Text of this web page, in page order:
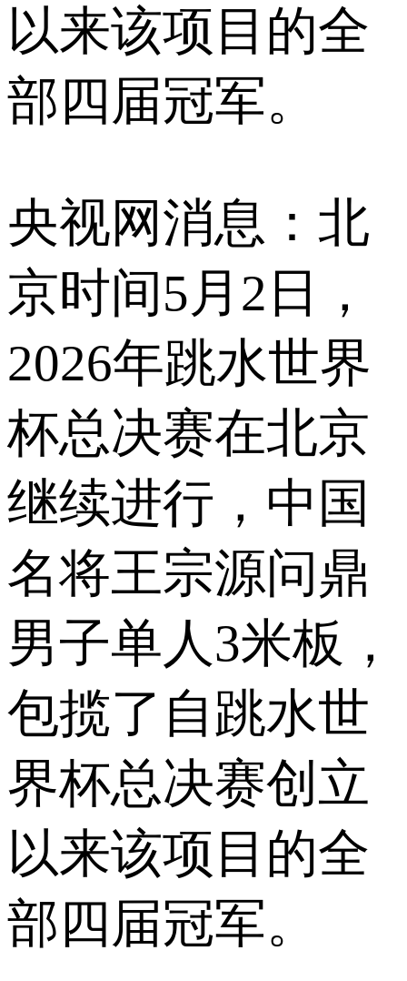
以来该项目的全
部四届冠军。
央视网消息：北
京时间5月2日，
2026年跳水世界
杯总决赛在北京
继续进行，中国
名将王宗源问鼎
男子单人3米板，
包揽了自跳水世
界杯总决赛创立
以来该项目的全
部四届冠军。